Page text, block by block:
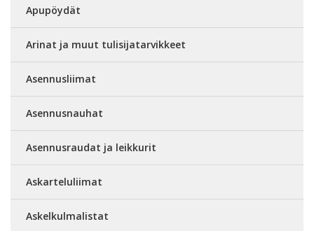
Apupöydät
Arinat ja muut tulisijatarvikkeet
Asennusliimat
Asennusnauhat
Asennusraudat ja leikkurit
Askarteluliimat
Askelkulmalistat